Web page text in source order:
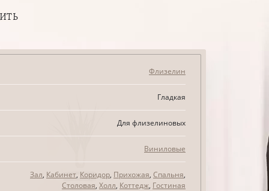
Флизелин
Гладкая
Для флизелиновых
Виниловые
Зал, Кабинет, Коридор, Прихожая, Спальня,
Столовая, Холл, Коттедж, Гостиная